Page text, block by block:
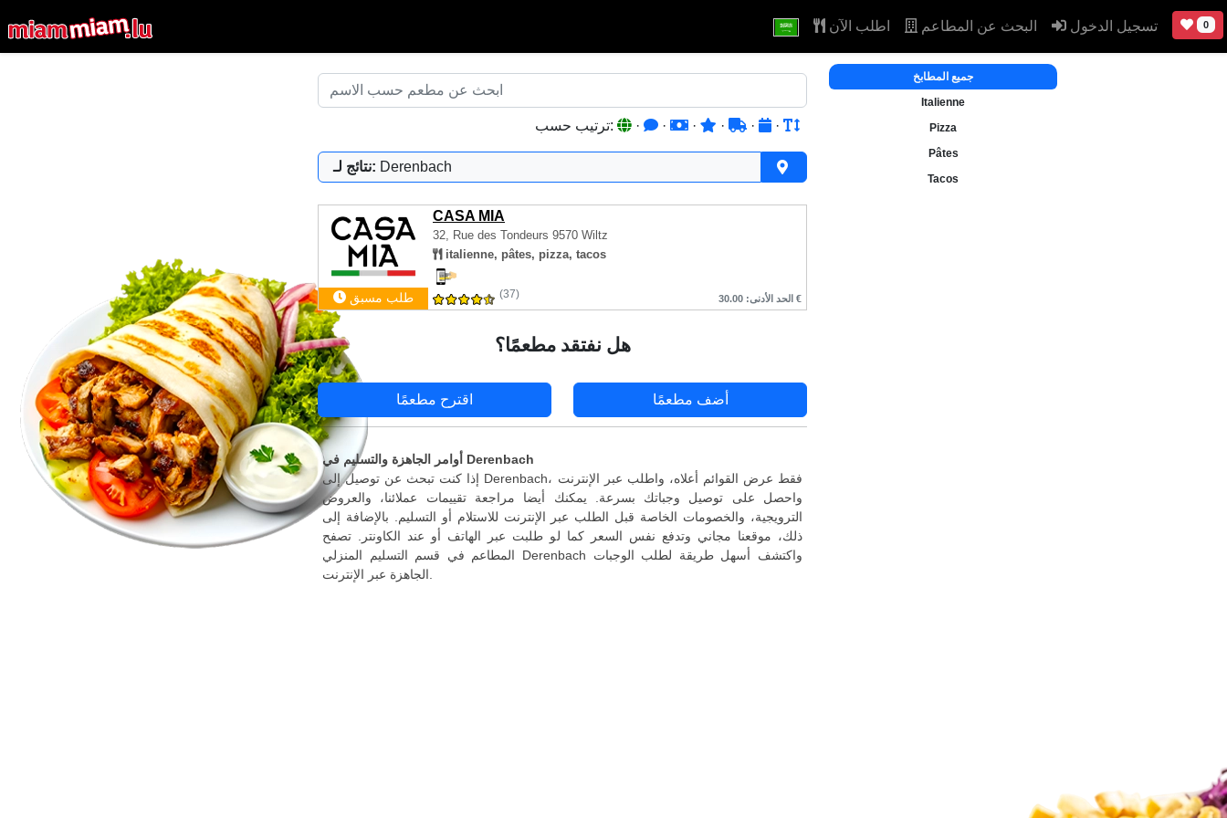
اطلب الآن البحث عن المطاعم تسجيل الدخول 0
ترتيب حسب: · · · · · ·
نتائج لـ: Derenbach
CASA MIA
32, Rue des Tondeurs 9570 Wiltz
italienne, pâtes, pizza, tacos
طلب مسبق (37) الحد الأدنى: 30.00 €
جميع المطابخ
Italienne
Pizza
Pâtes
Tacos
هل نفتقد مطعمًا؟
اقترح مطعمًا أضف مطعمًا
أوامر الجاهزة والتسليم في Derenbach
إذا كنت تبحث عن توصيل إلى Derenbach، فقط عرض القوائم أعلاه، واطلب عبر الإنترنت
واحصل على توصيل وجباتك بسرعة. يمكنك أيضا مراجعة تقييمات عملائنا، والعروض
الترويجية، والخصومات الخاصة قبل الطلب عبر الإنترنت للاستلام أو التسليم. بالإضافة إلى
ذلك، موقعنا مجاني وتدفع نفس السعر كما لو طلبت عبر الهاتف أو عند الكاونتر. تصفح
المطاعم في قسم التسليم المنزلي Derenbach واكتشف أسهل طريقة لطلب الوجبات